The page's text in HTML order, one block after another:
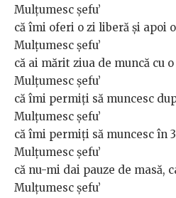
Mulțumesc șefu’
că îmi oferi o zi liberă și apoi
Mulțumesc șefu’
că ai mărit ziua de muncă cu
Mulțumesc șefu’
că îmi permiți să muncesc
Mulțumesc șefu’
că îmi permiți să muncesc în
Mulțumesc șefu’
că nu-mi dai pauze de masă,
Mulțumesc șefu’